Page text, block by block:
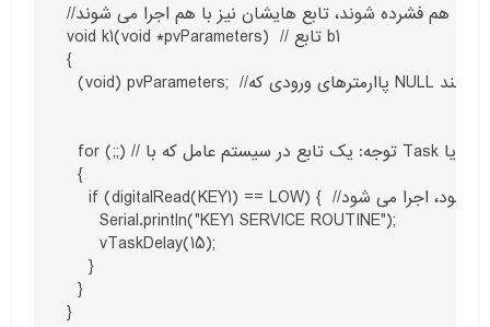
//در این جا، هیچ کدام از توابع اجرایشان تداخلی در اجرای دیگر تابع ایجاد نمی کند. در این حالت اگر هر سه کلید با هم فشرده شوند، تابع هایشان نیز با هم اجرا می شوند.
void k1(void *pvParameters)  // تابع b1
{
  (void) pvParameters;  //پاارمترهای ورودی که NULL هستند.
  for (;;) // توجه: یک تابع در سیستم عامل که با Task هم شناخته می شود، همواره به صورت دائم باید اجرا گردد. در حقیقت شما در سیستم عامل ، هر تابع یا Task مثل تابع void loop آردوینو باید همیشه اجرا شود.
  {
    if (digitalRead(KEY1) == LOW) {  //در صورتیکه کلید فشرده شد،  تابع روتین وقفه اجرا می شود. شما در این جا می توانید کدهای خود را قرار دهید. با توجه به حلقه تکرار، کدها تا زمانیکه کلید فشرده شود، اجرا می شود
      Serial.println("KEY1 SERVICE ROUTINE");
      vTaskDelay(15);
    }
  }
}